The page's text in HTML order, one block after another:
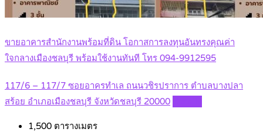
ขายอาคารสำนักงานพร้อมที่ดิน โอกาสการลงทุนอันทรงคุณค่า
ใจกลางเมืองชลบุรี พร้อมใช้งานทันที โทร 094-9912595
117/6 – 117/7 ซอยอาครทำเล ถนนวชิรปราการ ตำบลบางปลา
สร้อย อำเภอเมืองชลบุรี จังหวัดชลบุรี 20000
1,500 ตารางเมตร